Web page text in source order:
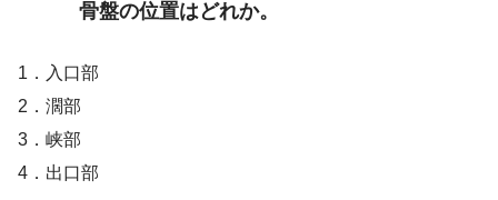
骨盤の位置はどれか。
1．入口部
2．濶部
3．峡部
4．出口部